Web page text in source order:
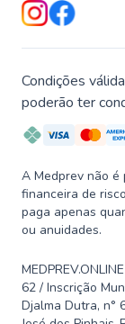
Condições
poderão ter
A Medprev não
financeira de
paga apenas
ou anuidades.
62 / Inscrição
Djalma Dutra, n°